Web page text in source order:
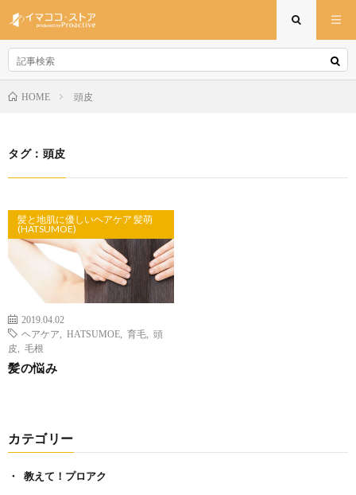
HOME 頭皮
タグ：頭皮
髪と地肌に優しいヘアケア 髪萌
(HATSUMOE)
2019.04.02
ヘアケア
HATSUMOE 育毛
頭
皮
毛根
髪の悩み
カテゴリー
教えて！プロアク